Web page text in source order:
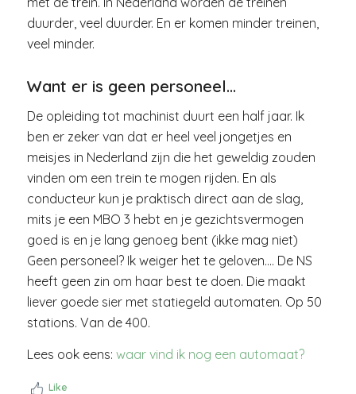
duurder, veel duurder. En er komen minder treinen,
veel minder.
Want er is geen personeel…
De opleiding tot machinist duurt een half jaar. Ik
ben er zeker van dat er heel veel jongetjes en
meisjes in Nederland zijn die het geweldig zouden
vinden om een trein te mogen rijden. En als
conducteur kun je praktisch direct aan de slag,
mits je een MBO 3 hebt en je gezichtsvermogen
goed is en je lang genoeg bent (ikke mag niet)
Geen personeel? Ik weiger het te geloven…. De NS
heeft geen zin om haar best te doen. Die maakt
liever goede sier met statiegeld automaten. Op 50
stations. Van de 400.
Lees ook eens: waar vind ik nog een automaat?
Like